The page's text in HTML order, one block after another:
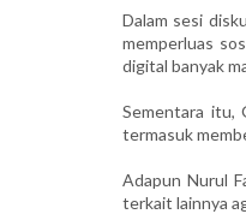
Dalam sesi
memperluas
digital banyak
Sementara itu,
termasuk
Adapun Nurul
terkait lainnya